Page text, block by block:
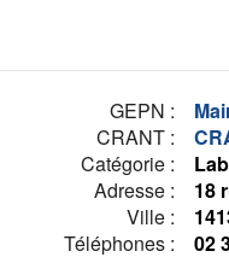
GEPN :
CRANT :
Catégorie :
Adresse :
18
Ville :
Téléphones :
02